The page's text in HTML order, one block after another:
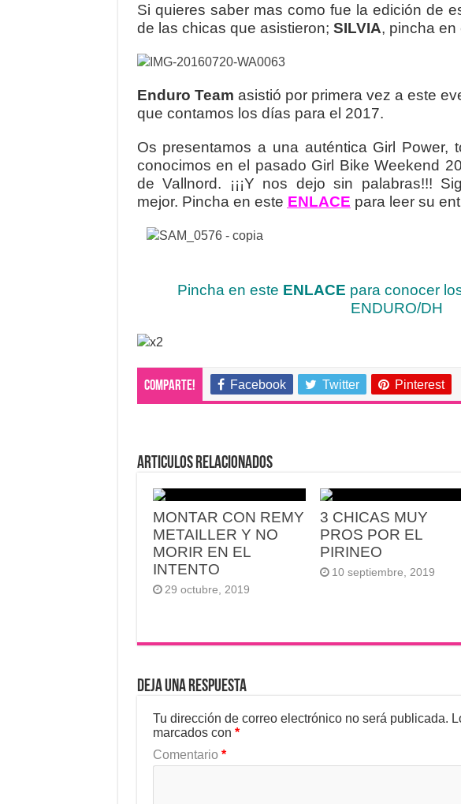
Si quieres saber mas como fue la edición de
de las chicas que asistieron; SILVIA, pincha en
Enduro Team asistió por primera vez a este
que contamos los días para el 2017.
Os presentamos a una auténtica Girl Power,
conocimos en el pasado Girl Bike Weekend
de Vallnord. ¡¡¡Y nos dejo sin palabras!!!
mejor. Pincha en este ENLACE para leer su
Pincha en este ENLACE para conocer
ENDURO/DH
Comparte! Facebook Twitter Pinterest
Articulos relacionados
MONTAR CON REMY
METAILLER Y NO
MORIR EN EL
INTENTO
29 octubre, 2019
3 CHICAS MUY
PROS POR EL
PIRINEO
10 septiembre, 2019
Deja una respuesta
Tu dirección de correo electrónico no será publicada.
marcados con *
Comentario *